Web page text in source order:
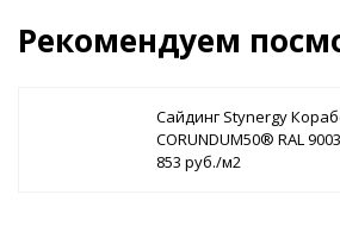
Рекомендуем
Сайдинг Stynergy
CORUNDUM50® RAL
853 руб./м2